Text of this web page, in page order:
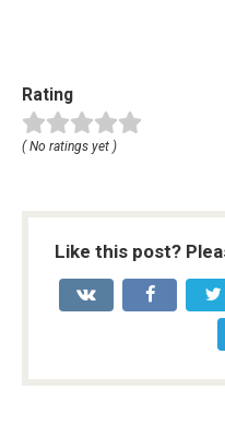
Rating
( No ratings yet )
Like this post?